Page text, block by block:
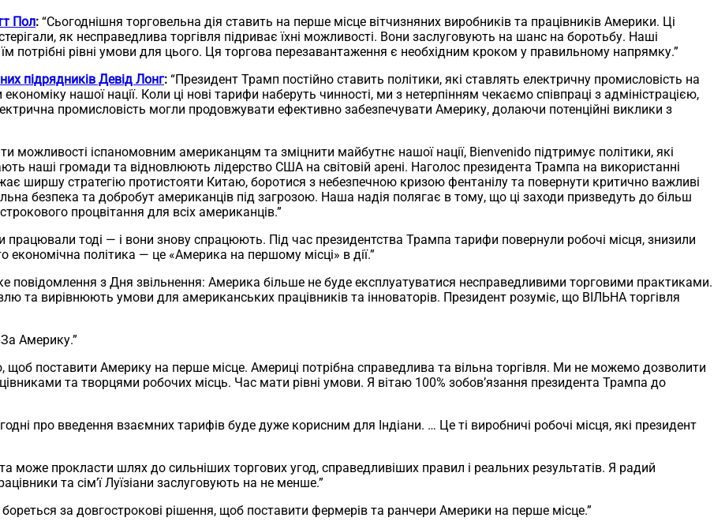
Пол: “Сьогоднішня торговельна дія ставить на перше місце вітчизняних виробників та працівників Америки. Ці
як несправедлива торгівля підриває їхні можливості. Вони заслуговують на шанс на боротьбу. Наші
потрібні рівні умови для цього. Ця торгова перезавантаження є необхідним кроком у правильному напрямку.”
підрядників Девід Лонг: “Президент Трамп постійно ставить політики, які ставлять електричну промисловість на
нашої нації. Коли ці нові тарифи наберуть чинності, ми з нетерпінням чекаємо співпраці з адміністрацією,
промисловість могли продовжувати ефективно забезпечувати Америку, долаючи потенційні виклики з
можливості іспаномовним американцям та зміцнити майбутнє нашої нації, Bienvenido підтримує політики, які
наші громади та відновлюють лідерство США на світовій арені. Наголос президента Трампа на використанні
ширшу стратегію протистояти Китаю, боротися з небезпечною кризою фентанілу та повернути критично важливі
безпека та добробут американців під загрозою. Наша надія полягає в тому, що ці заходи призведуть до більш
процвітання для всіх американців.”
працювали тоді — і вони знову спрацюють. Під час президентства Трампа тарифи повернули робочі місця, знизили
економічна політика — це «Америка на першому місці» в дії.”
повідомлення з Дня звільнення: Америка більше не буде експлуатуватися несправедливими торговими практиками.
та вирівнюють умови для американських працівників та інноваторів. Президент розуміє, що ВІЛЬНА торгівля
Америку.”
щоб поставити Америку на перше місце. Америці потрібна справедлива та вільна торгівля. Ми не можемо дозволити
та творцями робочих місць. Час мати рівні умови. Я вітаю 100% зобов’язання президента Трампа до
про введення взаємних тарифів буде дуже корисним для Індіани. … Це ті виробничі робочі місця, які президент
може прокласти шлях до сильніших торгових угод, справедливіших правил і реальних результатів. Я радий
та сім’ї Луїзіани заслуговують на не менше.”
за довгострокові рішення, щоб поставити фермерів та ранчери Америки на перше місце.”